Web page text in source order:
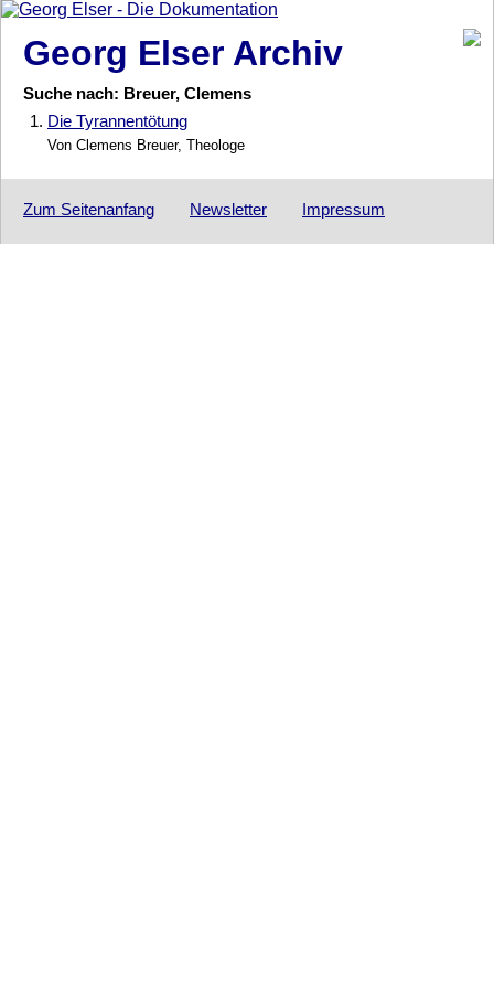
Georg Elser Archiv
Suche nach: Breuer, Clemens
1. Die Tyrannentötung
Von Clemens Breuer, Theologe
Zum Seitenanfang Newsletter Impressum